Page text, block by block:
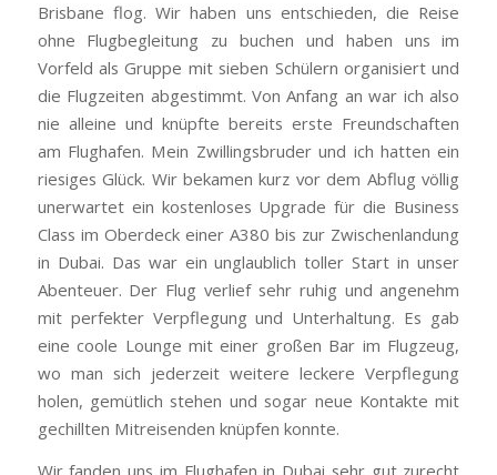
Brisbane flog. Wir haben uns entschieden, die Reise
ohne Flugbegleitung zu buchen und haben uns im
Vorfeld als Gruppe mit sieben Schülern organisiert und
die Flugzeiten abgestimmt. Von Anfang an war ich also
nie alleine und knüpfte bereits erste Freundschaften
am Flughafen. Mein Zwillingsbruder und ich hatten ein
riesiges Glück. Wir bekamen kurz vor dem Abflug völlig
unerwartet ein kostenloses Upgrade für die Business
Class im Oberdeck einer A380 bis zur Zwischenlandung
in Dubai. Das war ein unglaublich toller Start in unser
Abenteuer. Der Flug verlief sehr ruhig und angenehm
mit perfekter Verpflegung und Unterhaltung. Es gab
eine coole Lounge mit einer großen Bar im Flugzeug,
wo man sich jederzeit weitere leckere Verpflegung
holen, gemütlich stehen und sogar neue Kontakte mit
gechillten Mitreisenden knüpfen konnte.
Wir fanden uns im Flughafen in Dubai sehr gut zurecht